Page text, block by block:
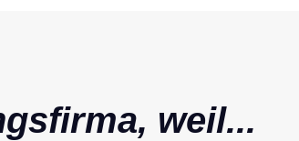
weil...